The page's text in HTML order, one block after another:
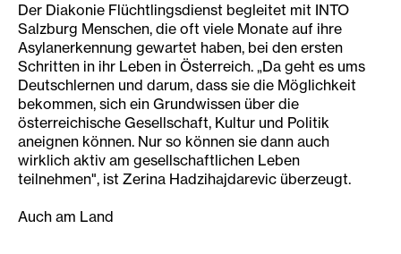
Der Diakonie Flüchtlingsdienst begleitet mit INTO
Salzburg Menschen, die oft viele Monate auf ihre
Asylanerkennung gewartet haben, bei den ersten
Schritten in ihr Leben in Österreich. „Da geht es ums
Deutschlernen und darum, dass sie die Möglichkeit
bekommen, sich ein Grundwissen über die
österreichische Gesellschaft, Kultur und Politik
aneignen können. Nur so können sie dann auch
wirklich aktiv am gesellschaftlichen Leben
teilnehmen", ist Zerina Hadzihajdarevic überzeugt.
Auch am Land